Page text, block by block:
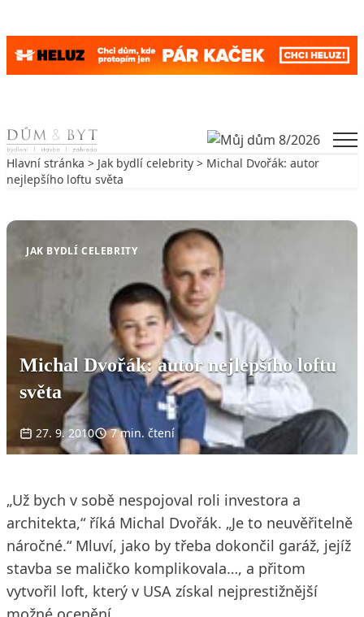
Skip to content
Hlavní stránka > Jak bydlí celebrity > Michal Dvořák: autor
nejlepšího loftu světa
JAK BYDLÍ CELEBRITY
Michal Dvořák: autor nejlepšího loftu
světa
27. 9. 2010 7 min. čtení
„Už bych v sobě nespojoval roli investora a
architekta,“ říká Michal Dvořák. „Je to neuvěřitelně
náročné.“ Mluví, jako by třeba dokončil garáž, jejíž
stavba se maličko komplikovala…, a přitom
vytvořil loft, který v USA získal nejprestižnější